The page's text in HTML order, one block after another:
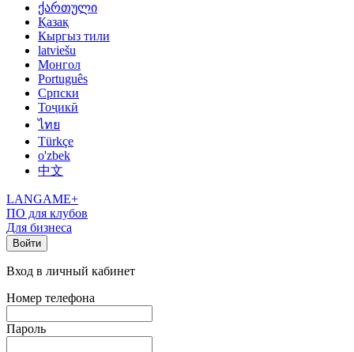
ქართული
Қазақ
Кыргыз тили
latviešu
Монгол
Português
Српски
Тоҷикӣ
ไทย
Türkçe
o'zbek
中文
LANGAME+
ПО для клубов
Для бизнеса
Войти
Вход в личный кабинет
Номер телефона
Пароль